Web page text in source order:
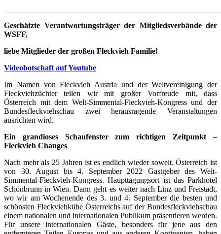
Geschätzte Verantwortungsträger der Mitgliedsverbände der
WSFF,
liebe Mitglieder der großen Fleckvieh Familie!
Videobotschaft auf Youtube
Im Namen von Fleckvieh Austria und der Weltvereinigung der
Fleckviehzüchter teilen wir mit großer Vorfreude mit, dass
Österreich mit dem Welt-Simmental-Fleckvieh-Kongress und der
Bundesfleckviehschau zwei herausragende Veranstaltungen
ausrichten wird.
Ein grandioses Schaufenster zum richtigen Zeitpunkt –
Fleckvieh Changes
Nach mehr als 25 Jahren ist es endlich wieder soweit. Österreich ist
von 30. August bis 4. September 2022 Gastgeber des Welt-
Simmental-Fleckvieh-Kongress. Haupttagungsort ist das Parkhotel
Schönbrunn in Wien. Dann geht es weiter nach Linz und Freistadt,
wo wir am Wochenende des 3. und 4. September die besten und
schönsten Fleckviehkühe Österreichs auf der Bundesfleckviehschau
einem nationalen und internationalen Publikum präsentieren werden.
Für unsere internationalen Gäste, besonders für jene aus den